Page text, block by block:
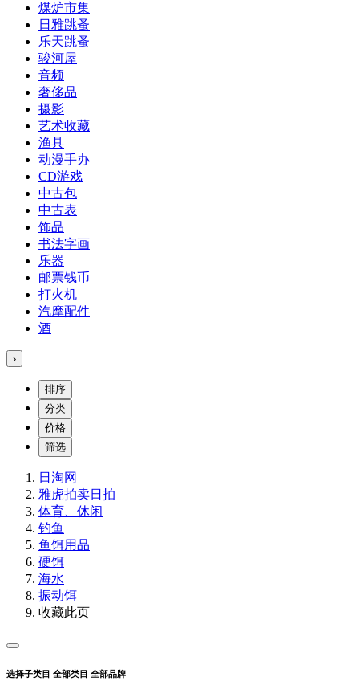
煤炉市集
日雅跳蚤
乐天跳蚤
骏河屋
音频
奢侈品
摄影
艺术收藏
渔具
动漫手办
CD游戏
中古包
中古表
饰品
书法字画
乐器
邮票钱币
打火机
汽摩配件
酒
›
排序
分类
价格
筛选
日淘网
雅虎拍卖日拍
体育、休闲
钓鱼
鱼饵用品
硬饵
海水
振动饵
收藏此页
选择子类目 全部类目 全部品牌